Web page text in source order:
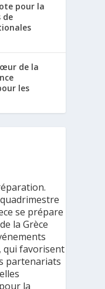
pour la
de
de la
les
se prépare
la Grèce
qui favorisent
partenariats
la